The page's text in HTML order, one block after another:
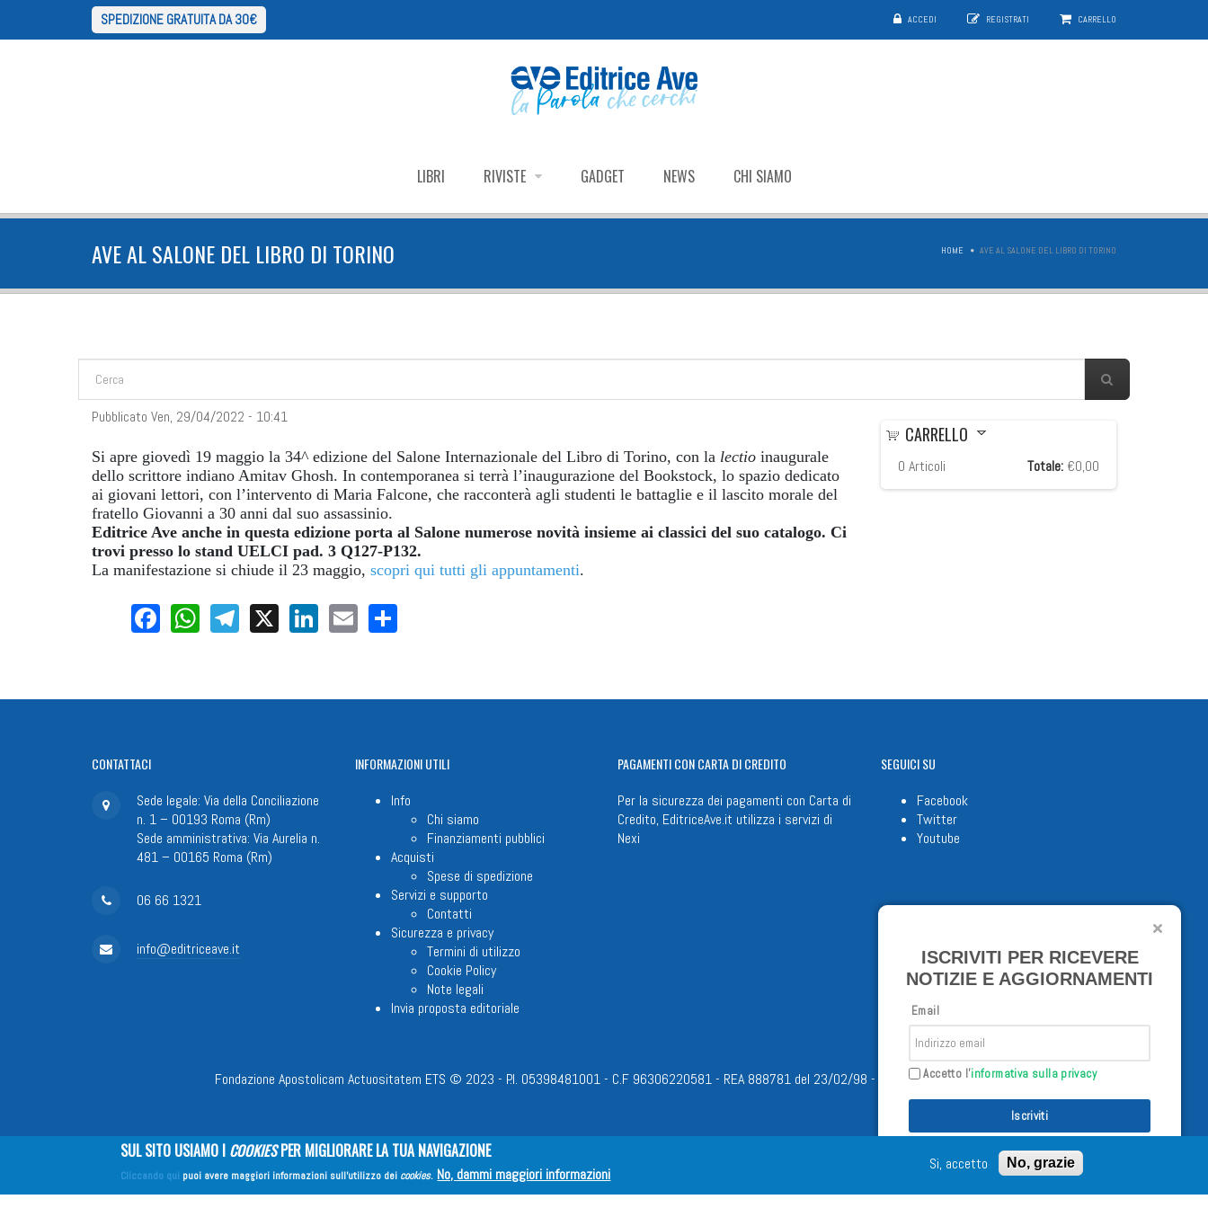
SPEDIZIONE GRATUITA DA 30€ ACCEDI REGISTRATI CARRELLO
LIBRI RIVISTE GADGET NEWS CHI SIAMO
AVE AL SALONE DEL LIBRO DI TORINO HOME AVE AL SALONE DEL LIBRO DI TORINO
FORM DI RICERCA
Pubblicato Ven, 29/04/2022 - 10:41
Si apre giovedì 19 maggio la 34^ edizione del Salone Internazionale del Libro di Torino, con la lectio inaugurale
dello scrittore indiano Amitav Ghosh. In contemporanea si terrà l’inaugurazione del Bookstock, lo spazio dedicato
ai giovani lettori, con l’intervento di Maria Falcone, che racconterà agli studenti le battaglie e il lascito morale del
fratello Giovanni a 30 anni dal suo assassinio.
Editrice Ave anche in questa edizione porta al Salone numerose novità insieme ai classici del suo catalogo. Ci
trovi presso lo stand UELCI pad. 3 Q127-P132.
La manifestazione si chiude il 23 maggio, scopri qui tutti gli appuntamenti.
Facebook
WhatsApp
Telegram
X LinkedIn
Email
CARRELLO
0 Articoli Totale: €0,00
CONTATTACI
Sede legale: Via della Conciliazione
n. 1 – 00193 Roma (Rm)
Sede amministrativa: Via Aurelia n.
481 – 00165 Roma (Rm)
06 66 1321
info@editriceave.it
INFORMAZIONIUTILI
Info
Chi siamo
Finanziamenti pubblici
Acquisti
Spese di spedizione
Servizi e supporto
Contatti
Sicurezza e privacy
Termini di utilizzo
Cookie Policy
Note legali
Invia proposta editoriale
PAGAMENTICON CARTA DI CREDITO
Per la sicurezza dei pagamenti con Carta di
Credito, EditriceAve.it utilizza i servizi di
Nexi
SEGUICISU
Facebook
Twitter
Youtube
Fondazione Apostolicam Actuositatem ETS © 2023 - P.I. 05398481001 - C.F 96306220581 - REA 888781 del 23/02/98 - Tutti i diritti riservati
Copyright © 2026EDITRICE AVE| All Rights Reserved
ISCRIVITI PER RICEVERE
NOTIZIE E AGGIORNAMENTI
Email
Accetto l'informativa sulla privacy
Iscriviti
SUL SITO USIAMO I COOKIESPER MIGLIORARE LA TUA NAVIGAZIONE
Cliccando qui puoi avere maggiori informazioni sull'utilizzo dei cookies. No, dammi maggiori informazioni
Si, accetto No, grazie